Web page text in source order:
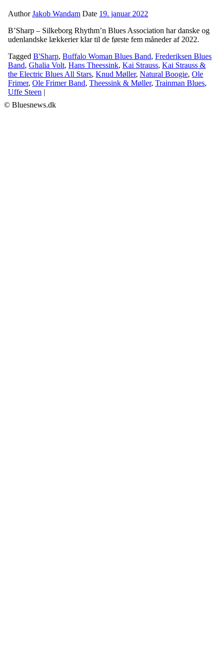
AuthorJakob Wandam Date 19. januar 2022
B’Sharp – Silkeborg Rhythm’n Blues Association har danske og
udenlandske lækkerier klar til de første fem måneder af 2022.
Tagged B'Sharp, Buffalo Woman Blues Band, Frederiksen Blues
Band, Ghalia Volt, Hans Theessink, Kai Strauss, Kai Strauss &
the Electric Blues All Stars, Knud Møller, Natural Boogie, Ole
Frimer, Ole Frimer Band, Theessink & Møller, Trainman Blues,
Uffe Steen |
© Bluesnews.dk